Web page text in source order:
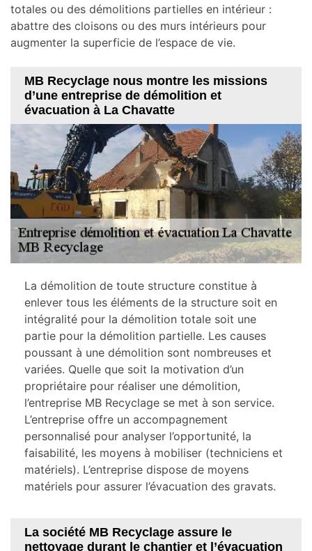
totales ou des démolitions partielles en intérieur :
abattre des cloisons ou des murs intérieurs pour
augmenter la superficie de l’espace de vie.
MB Recyclage nous montre les missions
d’une entreprise de démolition et
évacuation à La Chavatte
La démolition de toute structure constitue à
enlever tous les éléments de la structure soit en
intégralité pour la démolition totale soit une
partie pour la démolition partielle. Les causes
poussant à une démolition sont nombreuses et
variées. Quelle que soit la motivation d’un
propriétaire pour réaliser une démolition,
l’entreprise MB Recyclage se met à son service.
L’entreprise offre un accompagnement
personnalisé pour analyser l’opportunité, la
faisabilité, les moyens à mobiliser (techniciens et
matériels). L’entreprise dispose de moyens
matériels pour assurer l’évacuation des gravats.
La société MB Recyclage assure le
nettoyage durant le chantier et l’évacuation